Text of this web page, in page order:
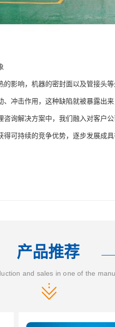
的影响，机器的密封面以及管接头
冲击作用，这种缺陷就被暴露出
咨询解决方案中，我们融入对客户
可持续的竞争优势，逐步发展成
产品推荐
and sales in one of the